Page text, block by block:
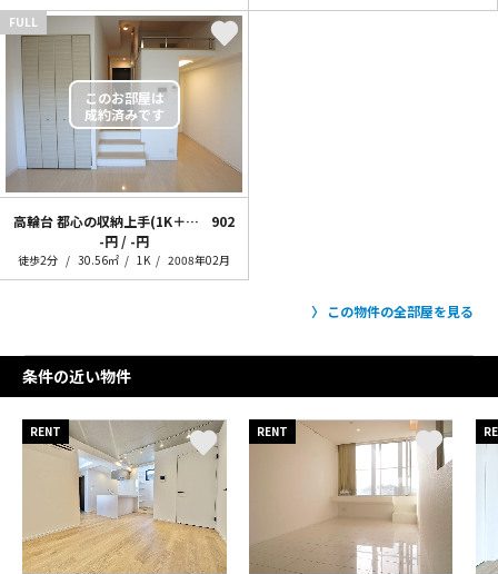
FULL
高輪台 都心の収納上手(1K＋ロフト)
902
-円 / -円
徒歩2分 30.56㎡ 1K 2008年02月
この物件の全部屋を見る
条件の近い物件
RENT RENT